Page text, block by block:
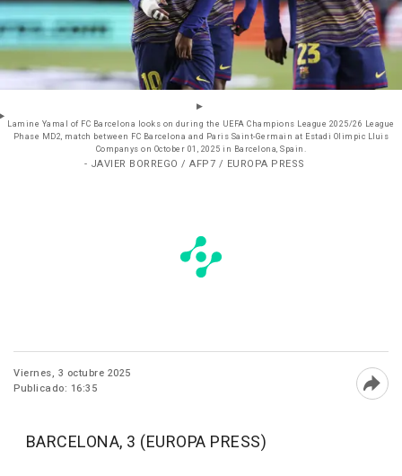
Lamine Yamal of FC Barcelona looks on during the UEFA Champions League 2025/26 League
Phase MD2, match between FC Barcelona and Paris Saint-Germain at Estadi Olimpic Lluis
Companys on October 01, 2025 in Barcelona, Spain.
- JAVIER BORREGO / AFP7 / EUROPA PRESS
Viernes, 3 octubre 2025
Publicado: 16:35
BARCELONA, 3 (EUROPA PRESS)